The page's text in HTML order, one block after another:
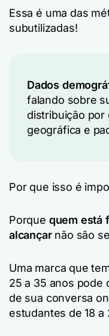
Essa é uma das
subutilizadas!
Dados
falando sobre
distribuição por
geográfica e
Por que isso é
Porque quem está
alcançarnão são
Uma marca que
25 a 35 anos pode
de sua conversa
estudantes de 18 a